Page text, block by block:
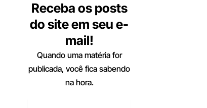
Receba os posts
do site em seu e-
mail!
Quando uma matéria for
publicada, você fica sabendo
na hora.